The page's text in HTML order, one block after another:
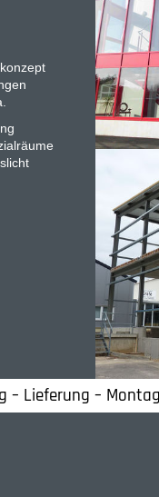
– Lieferung –